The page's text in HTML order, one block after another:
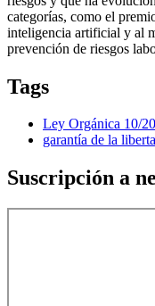
categorías, como el
inteligencia artificial y al
prevención de riesgos
Tags
Ley Orgánica 10/
garantía de la
Suscripción a